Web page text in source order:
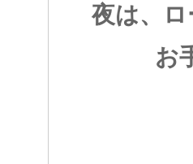
夜は、
お